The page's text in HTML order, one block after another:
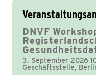
DNVF
3. September 2026
Geschäftsstelle,